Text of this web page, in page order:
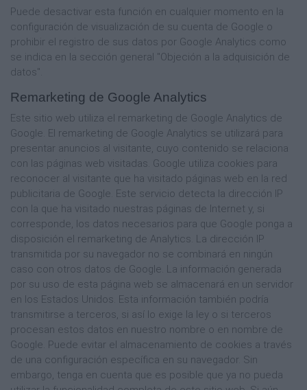
Puede desactivar esta función en cualquier momento en la
configuración de visualización de su cuenta de Google o
prohibir el registro de sus datos por Google Analytics como
se indica en la sección general "Objeción a la adquisición de
datos".
Remarketing de Google Analytics
Este sitio web utiliza el remarketing de Google Analytics de
Google. El remarketing de Google Analytics se utilizará para
presentar anuncios al visitante, cuyo contenido se relaciona
con las páginas web visitadas. Google utiliza cookies para
reconocer al visitante que ha visitado páginas web en la red
publicitaria de Google. Este servicio detecta la dirección IP
con la que ha visitado nuestras páginas de Internet y, si
corresponde, los datos necesarios para que Google ponga a
disposición el remarketing de Analytics. La dirección IP
transmitida por su navegador no se combinará en ningún
caso con otros datos de Google. La información generada
por su uso de esta página web se almacenará en un servidor
en los Estados Unidos. Esta información también podría
transmitirse a terceros, si así lo exige la ley o si terceros
procesan estos datos en nuestro nombre o en nombre de
Google. Puede evitar el almacenamiento de cookies a través
de una configuración específica en su navegador. Sin
embargo, tenga en cuenta que es posible que ya no pueda